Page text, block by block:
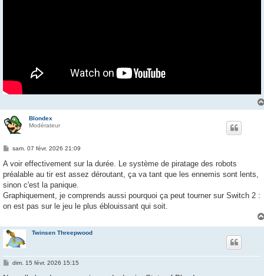
Blondex
Modérateur
M
s
a
g
sam. 07 févr. 2026 21:09
A voir effectivement sur la durée. Le système de piratage des robots
préalable au tir est assez déroutant, ça va tant que les ennemis sont lents,
sinon c'est la panique.
Graphiquement, je comprends aussi pourquoi ça peut tourner sur Switch 2 :
on est pas sur le jeu le plus éblouissant qui soit.
Twinsen Threepwood
Mdim. 15 févr. 2026 15:15